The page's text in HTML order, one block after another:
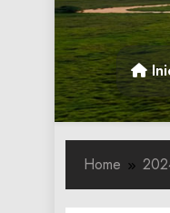
Gobernacion
Home